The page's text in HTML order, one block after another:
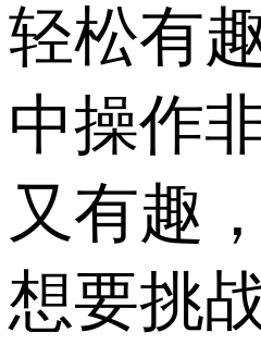
轻松有
中操作
又有趣
想要挑